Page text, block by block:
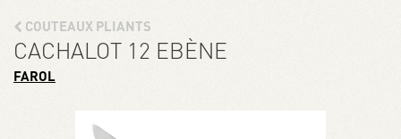
COUTEAUX PLIANTS
CACHALOT 12 EBÈNE
FAROL